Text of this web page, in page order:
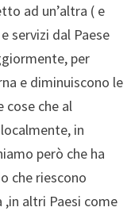
ad un’altra ( e
servizi dal Paese
per
e diminuiscono le
cose che al
in
però che ha
che riescono
,in altri Paesi come